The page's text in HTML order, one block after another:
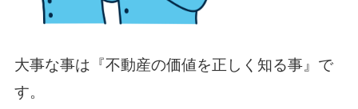
大事な事は『不動産の価値を正しく知る事』で
す。